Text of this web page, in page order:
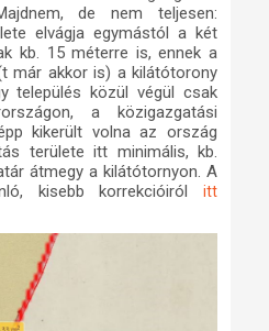
de nem teljesen:
elvágja egymástól a két
kb. 15 méterre is, ennek a
már akkor is) a kilátótorony
település közül végül csak
a közigazgatási
kikerült volna az ország
területe itt minimális, kb.
átmegy a kilátótornyon. A
kisebb korrekcióiról itt